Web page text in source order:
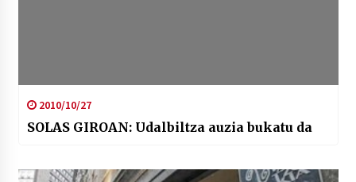
2010/10/27
SOLAS GIROAN: Udalbiltza auzia bukatu da